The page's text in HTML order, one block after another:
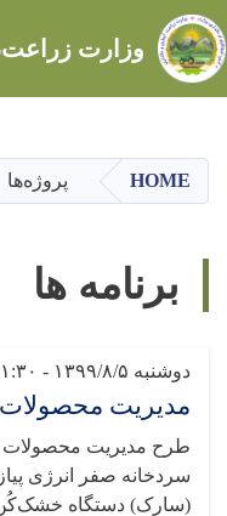
وزارت
HOME پروژه‌ها
برنامه ها
دوشنبه ۱۳۹۹/۸/۵ - ۱۱:۳۰
مدیریت
طرح مدیریت محصولات
سردخانه صفر انرژی
(سارک) دستگاه